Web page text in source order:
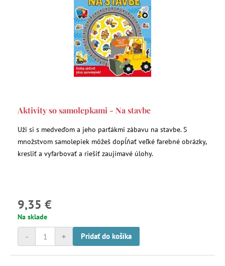
Aktivity so samolepkami - Na stavbe
Uži si s medveďom a jeho parťákmi zábavu na stavbe. S
množstvom samolepiek môžeš dopĺňať veľké farebné obrázky,
kresliť a vyfarbovať a riešiť zaujímavé úlohy.
9,35 €
Na sklade
+
- Pridať do košíka